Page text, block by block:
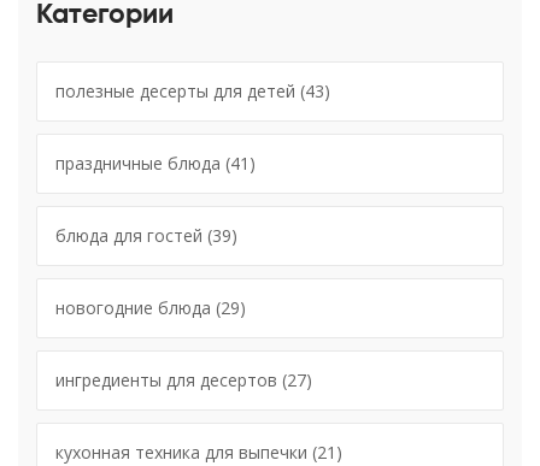
Категории
полезные десерты для детей (43)
праздничные блюда (41)
блюда для гостей (39)
новогодние блюда (29)
ингредиенты для десертов (27)
кухонная техника для выпечки (21)